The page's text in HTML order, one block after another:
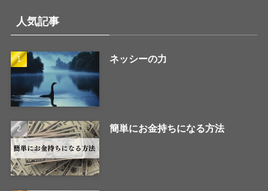
人気記事
ネッシーの力
簡単にお金持ちになる方法